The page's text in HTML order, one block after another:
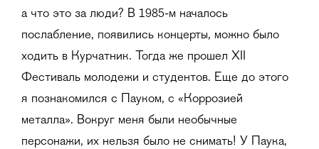
а что это за люди? В 1985-м началось
послабление, появились концерты, можно было
ходить в Курчатник. Тогда же прошел XII
Фестиваль молодежи и студентов. Еще до этого
я познакомился с Пауком, с «Коррозией
металла». Вокруг меня были необычные
персонажи, их нельзя было не снимать! У Паука,